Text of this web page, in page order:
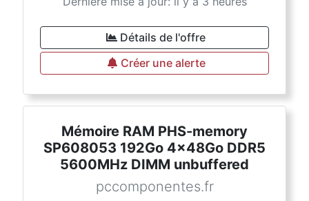
Détails de l'offre
Créer une alerte
Mémoire RAM PHS-memory
SP608053 192Go 4x48Go DDR5
5600MHz DIMM unbuffered
pccomponentes.fr